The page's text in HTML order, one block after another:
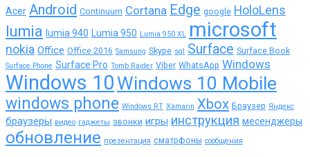
Acer Android Continuum Cortana Edge google HoloLens
lumia lumia 940 Lumia 950 Lumia 950 XL microsoft
nokia Office Office 2016 Samsung Skype sql Surface Surface Book
Surface Phone Surface Pro Tomb Raider Viber WhatsApp Windows
Windows 10Windows 10 Mobile
windows phone Windows RT Xamarin Xbox Браузер Яндекс
браузеры видео гаджеты звонки игры инструкция месенджеры
обновление презентация сматрфоны сообщения